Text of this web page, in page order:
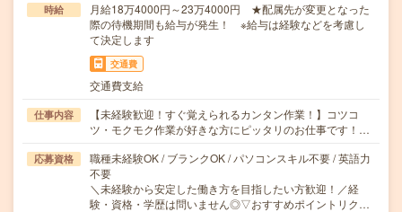
時給
月給18万4000円～23万4000円 ★配属先が変更となった
際の待機期間も給与が発生！ ※給与は経験などを考慮し
て決定します
交通費
交通費支給
仕事内容
【未経験歓迎！すぐ覚えられるカンタン作業！】コツコ
ツ・モクモク作業が好きな方にピッタリのお仕事です！…
応募資格
職種未経験OK / ブランクOK / パソコンスキル不要 / 英語力
不要
＼未経験から安定した働き方を目指したい方歓迎！／経
験・資格・学歴は問いません◎▽おすすめポイントリク…